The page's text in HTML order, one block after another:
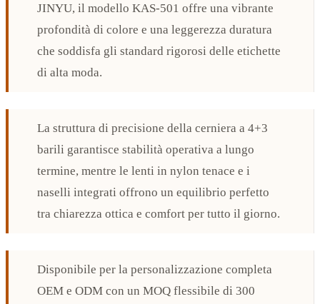
JINYU, il modello KAS-501 offre una vibrante
profondità di colore e una leggerezza duratura
che soddisfa gli standard rigorosi delle etichette
di alta moda.
La struttura di precisione della cerniera a 4+3
barili garantisce stabilità operativa a lungo
termine, mentre le lenti in nylon tenace e i
naselli integrati offrono un equilibrio perfetto
tra chiarezza ottica e comfort per tutto il giorno.
Disponibile per la personalizzazione completa
OEM e ODM con un MOQ flessibile di 300